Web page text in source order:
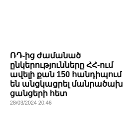
ՌԴ-ից ժամանած
ընկերությունները ՀՀ-ում
ավելի քան 150 հանդիպում
են անցկացրել մանրածախ
ցանցերի հետ
28/03/2024 20:46